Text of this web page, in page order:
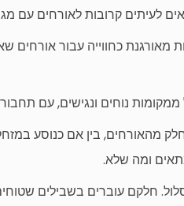
לעיתים קרובות לאורחים עם
מאורגנת כחווייה עבור
ממקומות נוחים ונגישים, עם
מהאורחים, בין אם כנוסע
ומה שלא.
חלקם עוברים בשבילים